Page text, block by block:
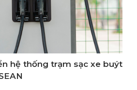
hệ thống trạm sạc xe buýt